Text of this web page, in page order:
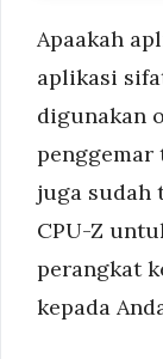
Apaakah
aplikasi
digunakan
juga sudah
CPU-Z
perangkat
kepada